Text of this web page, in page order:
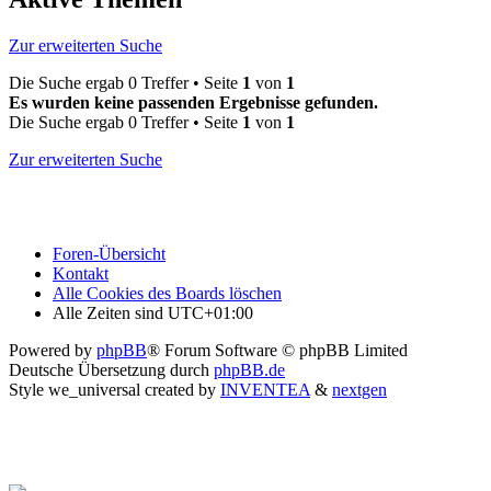
Zur erweiterten Suche
Die Suche ergab 0 Treffer • Seite 1 von 1
Es wurden keine passenden Ergebnisse gefunden.
Die Suche ergab 0 Treffer • Seite 1 von 1
Zur erweiterten Suche
Foren-Übersicht
Kontakt
Alle Cookies des Boards löschen
Alle Zeiten sind UTC+01:00
Powered by phpBB® Forum Software © phpBB Limited
Deutsche Übersetzung durch phpBB.de
Style we_universal created by INVENTEA & nextgen